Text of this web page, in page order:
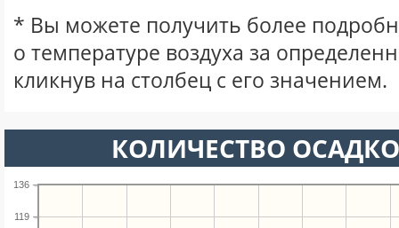
* Вы можете получить более
о температуре воздуха за
кликнув на столбец с его значением.
КОЛИЧЕСТВО
119
136